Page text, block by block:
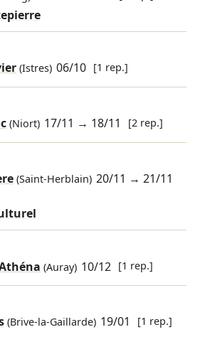
(Istres) 06/10 [1 rep.]
(Niort) 17/11 → 18/11 [2 rep.]
(Saint-Herblain) 20/11 →21/11
(Auray) 10/12 [1 rep.]
(Brive-la-Gaillarde) 19/01
[1 rep.]